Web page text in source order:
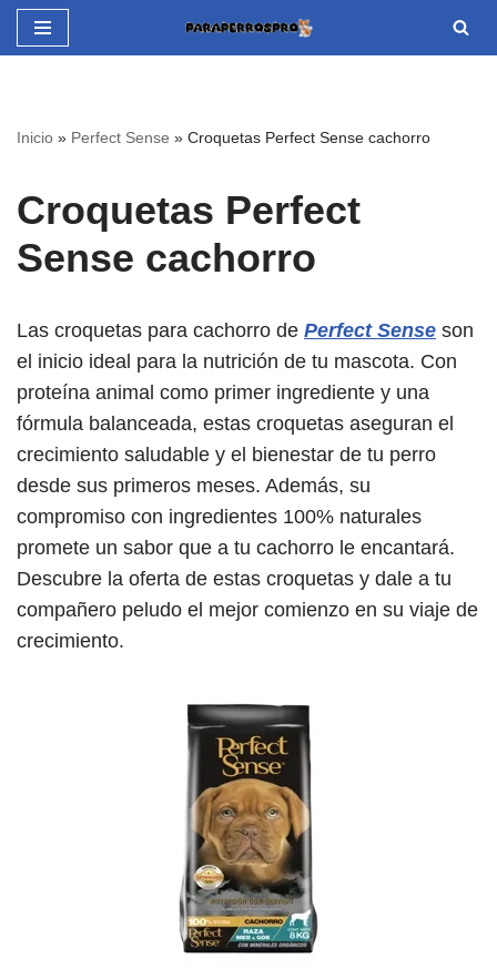
Saltar
Inicio » Perfect Sense » Croquetas Perfect Sense cachorro
Croquetas Perfect
Sense cachorro
Las croquetas para cachorro de Perfect Sense son
el inicio ideal para la nutrición de tu mascota. Con
proteína animal como primer ingrediente y una
fórmula balanceada, estas croquetas aseguran el
crecimiento saludable y el bienestar de tu perro
desde sus primeros meses. Además, su
compromiso con ingredientes 100% naturales
promete un sabor que a tu cachorro le encantará.
Descubre la oferta de estas croquetas y dale a tu
compañero peludo el mejor comienzo en su viaje de
crecimiento.